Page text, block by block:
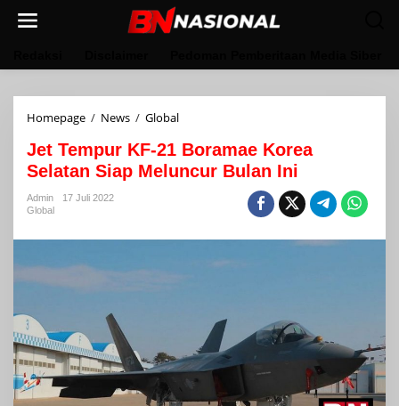
Homepage / News / GlobalJet
KF-
21
Boramae
Meluncur
Jet Tempur KF-21 Boramae Korea
Selatan Siap Meluncur Bulan Ini
Admin
17 Juli 2022
Global